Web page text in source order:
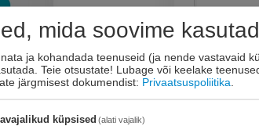
mida soovime
ja kohandada teenuseid (ja nende vastavaid
Teie otsustate! Lubage või keelake
järgmisest dokumendist: Privaatsuspoliitika
küpsised (alati vajalik)